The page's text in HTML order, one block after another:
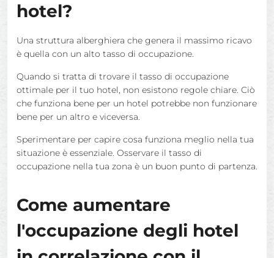
hotel?
Una struttura alberghiera che genera il massimo ricavo
è quella con un alto tasso di occupazione.
Quando si tratta di trovare il tasso di occupazione
ottimale per il tuo hotel, non esistono regole chiare. Ciò
che funziona bene per un hotel potrebbe non funzionare
bene per un altro e viceversa.
Sperimentare per capire cosa funziona meglio nella tua
situazione è essenziale. Osservare il tasso di
occupazione nella tua zona è un buon punto di partenza.
Come aumentare
l'occupazione degli hotel